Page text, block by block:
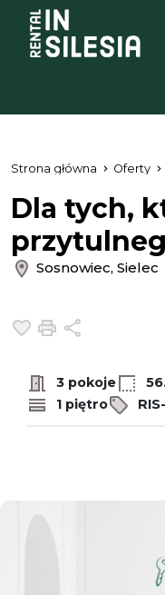
Strona główna Oferty
Dla tych,
Sosnowiec, Sielec
Dodaj do
Drukuj
3 pokoje
1 piętro